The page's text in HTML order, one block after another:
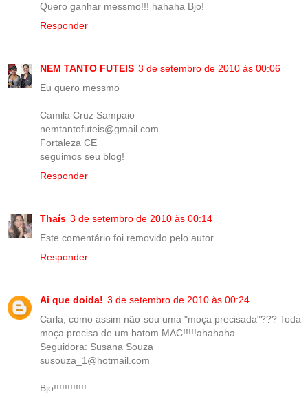
Quero ganhar messmo!!! hahaha Bjo!
Responder
NEM TANTO FUTEIS 3 de setembro de 2010 às 00:06
Eu quero messmo
Camila Cruz Sampaio
nemtantofuteis@gmail.com
Fortaleza CE
seguimos seu blog!
Responder
Thaís 3 de setembro de 2010 às 00:14
Este comentário foi removido pelo autor.
Responder
Ai que doida! 3 de setembro de 2010 às 00:24
Carla, como assim não sou uma "moça precisada"??? Toda
moça precisa de um batom MAC!!!!!ahahaha
Seguidora: Susana Souza
susouza_1@hotmail.com
Bjo!!!!!!!!!!!!